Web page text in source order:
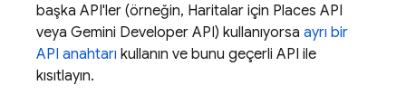
başka API'ler (örneğin, Haritalar için Places API
veya Gemini Developer API) kullanıyorsa ayrı bir
API anahtarı kullanın ve bunu geçerli API ile
kısıtlayın.